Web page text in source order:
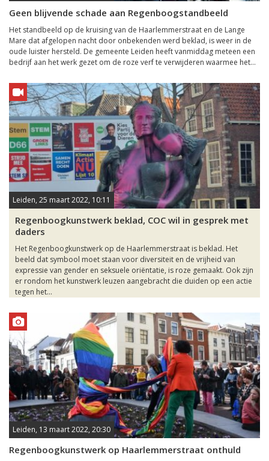
Geen blijvende schade aan Regenboogstandbeeld
Het standbeeld op de kruising van de Haarlemmerstraat en de Lange
Mare dat afgelopen nacht door onbekenden werd beklad, is weer in de
oude luister hersteld. De gemeente Leiden heeft vanmiddag meteen een
bedrijf aan het werk gezet om de roze verf te verwijderen waarmee het...
Leiden, 25 maart 2022, 10:11
Regenboogkunstwerk beklad, COC wil in gesprek met
daders
Het Regenboogkunstwerk op de Haarlemmerstraat is beklad. Het
beeld dat symbool moet staan voor diversiteit en de vrijheid van
expressie van gender en seksuele oriëntatie, is roze gemaakt. Ook zijn
er rondom het kunstwerk leuzen aangebracht die duiden op een actie
tegen het...
Leiden, 13 maart 2022, 20:30
Regenboogkunstwerk op Haarlemmerstraat onthuld